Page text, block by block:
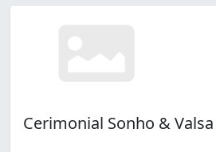
Cerimonial Sonho &